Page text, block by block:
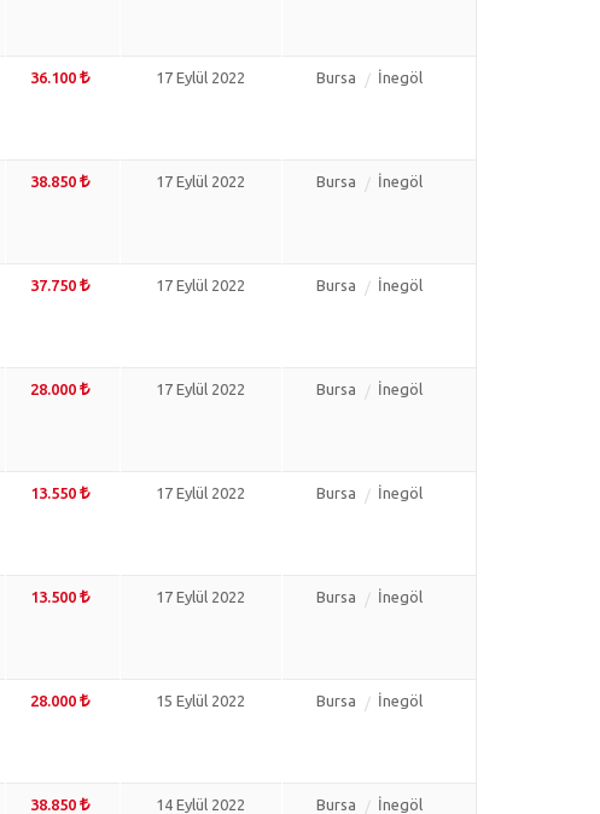
36.100 17 Eylül 2022 Bursa İnegöl
38.850 17 Eylül 2022 Bursa İnegöl
37.750 17 Eylül 2022 Bursa İnegöl
28.000 17 Eylül 2022 Bursa İnegöl
13.550 17 Eylül 2022 Bursa İnegöl
13.500 17 Eylül 2022 Bursa İnegöl
28.000 15 Eylül 2022 Bursa İnegöl
38.850 14 Eylül 2022 Bursa İnegöl